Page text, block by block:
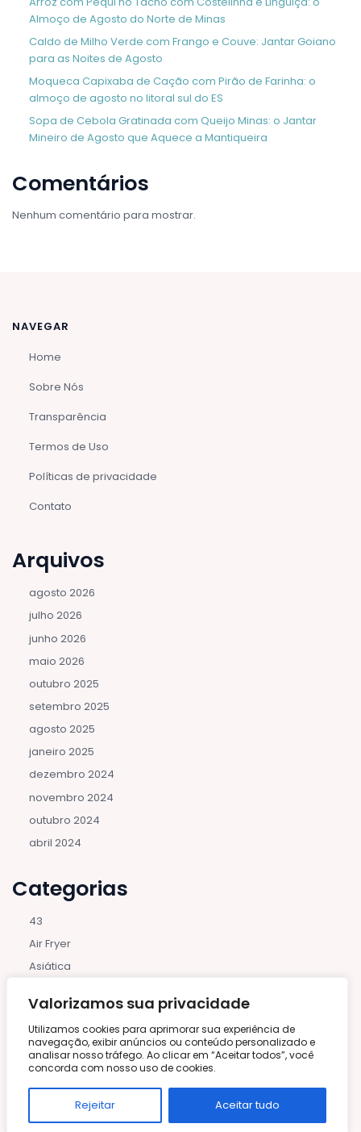
Valorizamos sua privacidade
Utilizamos cookies para aprimorar sua experiência de
navegação, exibir anúncios ou conteúdo personalizado e
analisar nosso tráfego. Ao clicar em “Aceitar todos”, você
concorda com nosso uso de cookies.
Rejeitar Aceitar tudo
Almoço de Agosto do Norte de Minas
Caldo de Milho Verde com Frango e Couve: Jantar Goiano
para as Noites de Agosto
Moqueca Capixaba de Cação com Pirão de Farinha: o
almoço de agosto no litoral sul do ES
Sopa de Cebola Gratinada com Queijo Minas: o Jantar
Mineiro de Agosto que Aquece a Mantiqueira
Comentários
Nenhum comentário para mostrar.
NAVEGAR
Home
Sobre Nós
Transparência
Termos de Uso
Políticas de privacidade
Contato
Arquivos
agosto 2026
julho 2026
junho 2026
maio 2026
outubro 2025
setembro 2025
agosto 2025
janeiro 2025
dezembro 2024
novembro 2024
outubro 2024
abril 2024
Categorias
43
Air Fryer
Asiática
Bolos e Tortas
Brunch
Carnes e Aves
Com Ingredientes Naturais
Comida Orgânica